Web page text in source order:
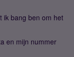
ik bang ben om het
en mijn nummer